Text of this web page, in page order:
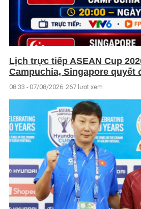
Lịch trực tiếp ASEAN Cup
Campuchia, Singapore quyết
08:33 - 07/08/2026 267 lượt xem